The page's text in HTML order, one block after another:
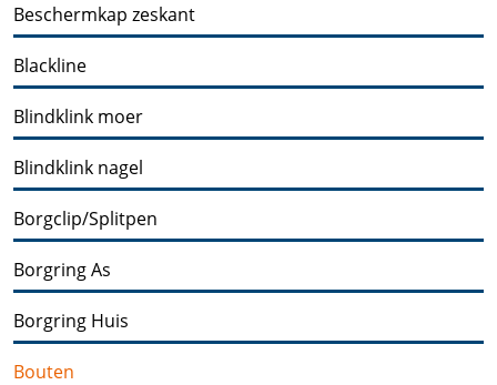
Beschermkap zeskant
Blackline
Blindklink moer
Blindklink nagel
Borgclip/Splitpen
Borgring As
Borgring Huis
Bouten